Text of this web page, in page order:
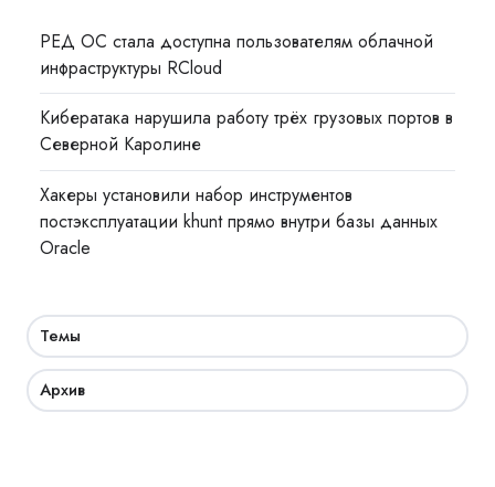
РЕД ОС стала доступна пользователям облачной
инфраструктуры RCloud
Кибератака нарушила работу трёх грузовых портов в
Северной Каролине
Хакеры установили набор инструментов
постэксплуатации khunt прямо внутри базы данных
Oracle
Темы
Архив